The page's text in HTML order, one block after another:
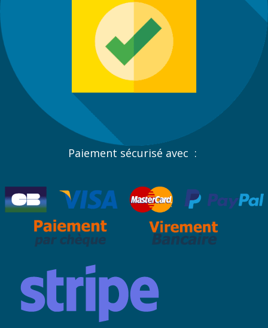
Paiement sécurisé avec :